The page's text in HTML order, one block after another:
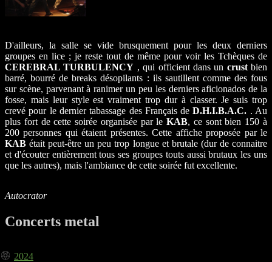
D'ailleurs, la salle se vide brusquement pour les deux derniers
groupes en lice ; je reste tout de même pour voir les Tchèques de
CEREBRAL TURBULENCY , qui officient dans un crustbien
barré, bourré de breaks désopilants : ils sautillent comme des fous
sur scène, parvenant à ranimer un peu les derniers aficionados de la
fosse, mais leur style est vraiment trop dur à classer. Je suis trop
crevé pour le dernier tabassage des Français deD.H.I.B.A.C. . Au
plus fort de cette soirée organisée par leKAB, ce sont bien 150 à
200 personnes qui étaient présentes. Cette affiche proposée par le
KAB était peut-être un peu trop longue et brutale (dur de connaitre
et d'écouter entièrement tous ses groupes touts aussi brutaux les uns
que les autres), mais l'ambiance de cette soirée fut excellente.
Autocrator
Concerts metal
2024